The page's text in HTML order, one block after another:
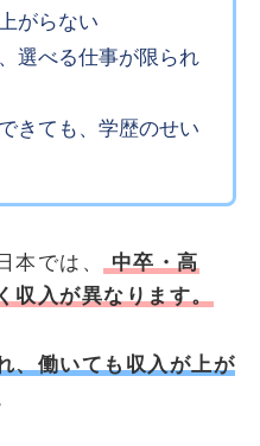
がらない
選べる仕事が限られ
きても、学歴のせい
本では、 中卒・高
収入が異なります。
、働いても収入が上が